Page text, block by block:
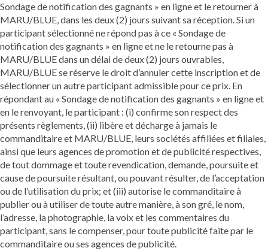
Sondage de notification des gagnants » en ligne et le retourner à
MARU/BLUE, dans les deux (2) jours suivant sa réception. Si un
participant sélectionné ne répond pas à ce « Sondage de
notification des gagnants » en ligne et ne le retourne pas à
MARU/BLUE dans un délai de deux (2) jours ouvrables,
MARU/BLUE se réserve le droit d’annuler cette inscription et de
sélectionner un autre participant admissible pour ce prix. En
répondant au « Sondage de notification des gagnants » en ligne et
en le renvoyant, le participant : (i) confirme son respect des
présents règlements, (ii) libère et décharge à jamais le
commanditaire et MARU/BLUE, leurs sociétés affiliées et filiales,
ainsi que leurs agences de promotion et de publicité respectives,
de tout dommage et toute revendication, demande, poursuite et
cause de poursuite résultant, ou pouvant résulter, de l’acceptation
ou de l’utilisation du prix; et (iii) autorise le commanditaire à
publier ou à utiliser de toute autre manière, à son gré, le nom,
l’adresse, la photographie, la voix et les commentaires du
participant, sans le compenser, pour toute publicité faite par le
commanditaire ou ses agences de publicité.